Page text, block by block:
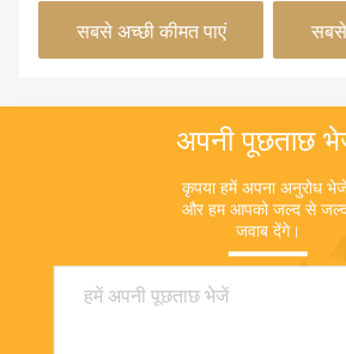
सबसे अच्छी कीमत पाएं सबसे
अपनी पूछताछ
कृपया हमें अपना अनुरोध
और हम आपको जल्द से
जवाब देंगे।